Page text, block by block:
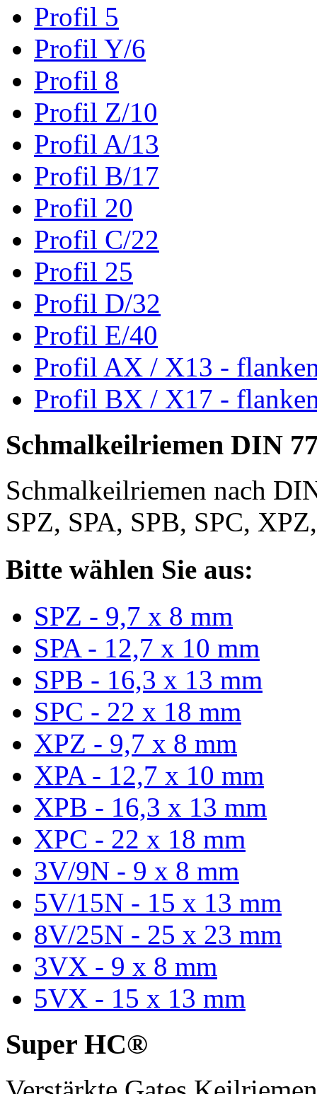
Profil 5
Profil Y/6
Profil 8
Profil Z/10
Profil A/13
Profil B/17
Profil 20
Profil C/22
Profil 25
Profil D/32
Profil E/40
Profil AX / X13 -
Profil BX / X17 -
Schmalkeilriemen DIN
Schmalkeilriemen nach
SPZ, SPA, SPB, SPC,
Bitte wählen Sie aus:
SPZ - 9,7 x 8 mm
SPA - 12,7 x 10 mm
SPB - 16,3 x 13 mm
SPC - 22 x 18 mm
XPZ - 9,7 x 8 mm
XPA - 12,7 x 10 mm
XPB - 16,3 x 13 mm
XPC - 22 x 18 mm
3V/9N - 9 x 8 mm
5V/15N - 15 x 13 mm
8V/25N - 25 x 23 mm
3VX - 9 x 8 mm
5VX - 15 x 13 mm
Super HC®